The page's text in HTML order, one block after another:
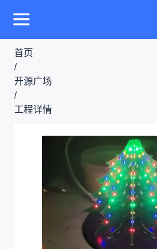
首页
/
开源广场
/
工程详情